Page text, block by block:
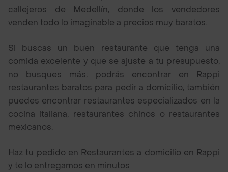
callejeros de Medellín, donde los vendedores
venden todo lo imaginable a precios muy baratos.
Si buscas un buen restaurante que tenga una
comida excelente y que se ajuste a tu presupuesto,
no busques más; podrás encontrar en Rappi
restaurantes baratos para pedir a domicilio, también
puedes encontrar restaurantes especializados en la
cocina italiana, restaurantes chinos o restaurantes
mexicanos.
Haz tu pedido en Restaurantes a domicilio en Rappi
y te lo entregamos en minutos